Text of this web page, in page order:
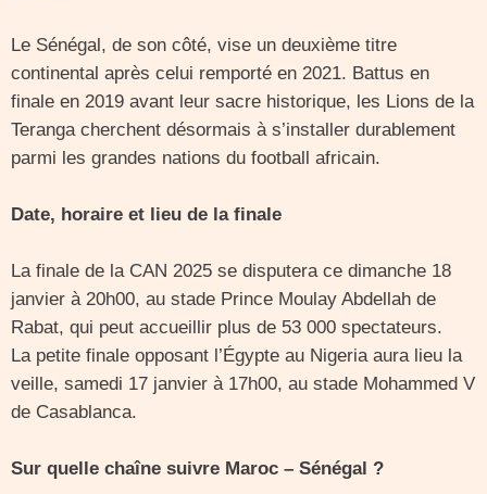
Le Sénégal, de son côté, vise un deuxième titre
continental après celui remporté en 2021. Battus en
finale en 2019 avant leur sacre historique, les Lions de la
Teranga cherchent désormais à s’installer durablement
parmi les grandes nations du football africain.
Date, horaire et lieu de la finale
La finale de la CAN 2025 se disputera ce dimanche 18
janvier à 20h00, au stade Prince Moulay Abdellah de
Rabat, qui peut accueillir plus de 53 000 spectateurs.
La petite finale opposant l’Égypte au Nigeria aura lieu la
veille, samedi 17 janvier à 17h00, au stade Mohammed V
de Casablanca.
Sur quelle chaîne suivre Maroc – Sénégal ?